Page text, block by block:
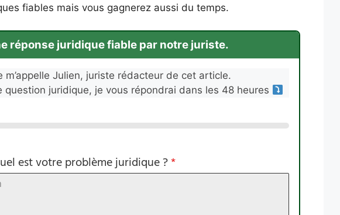
fiables mais vous gagnerez aussi du temps.
réponse juridique fiable par notre juriste.
m’appelle Julien, juriste rédacteur de cet article.
question juridique, je vous répondrai dans les 48 heures
est votre problème juridique ?*